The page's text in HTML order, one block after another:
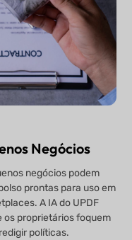
Negócios
negócios podem
prontas para uso em
A IA do UPDF
os proprietários foquem
políticas.